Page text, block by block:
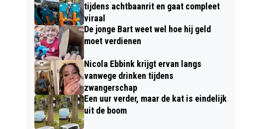
tijdens achtbaanrit en gaat compleet
viraal
De jonge Bart weet wel hoe hij geld
moet verdienen
Nicola Ebbink krijgt ervan langs
vanwege drinken tijdens
zwangerschap
Een uur verder, maar de kat is eindelijk
uit de boom